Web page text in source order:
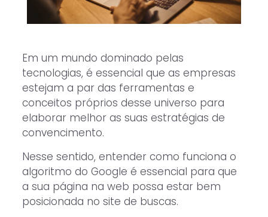
Em um mundo dominado pelas
tecnologias, é essencial que as empresas
estejam a par das ferramentas e
conceitos próprios desse universo para
elaborar melhor as suas estratégias de
convencimento.
Nesse sentido, entender como funciona o
algoritmo do Google é essencial para que
a sua página na web possa estar bem
posicionada no site de buscas.